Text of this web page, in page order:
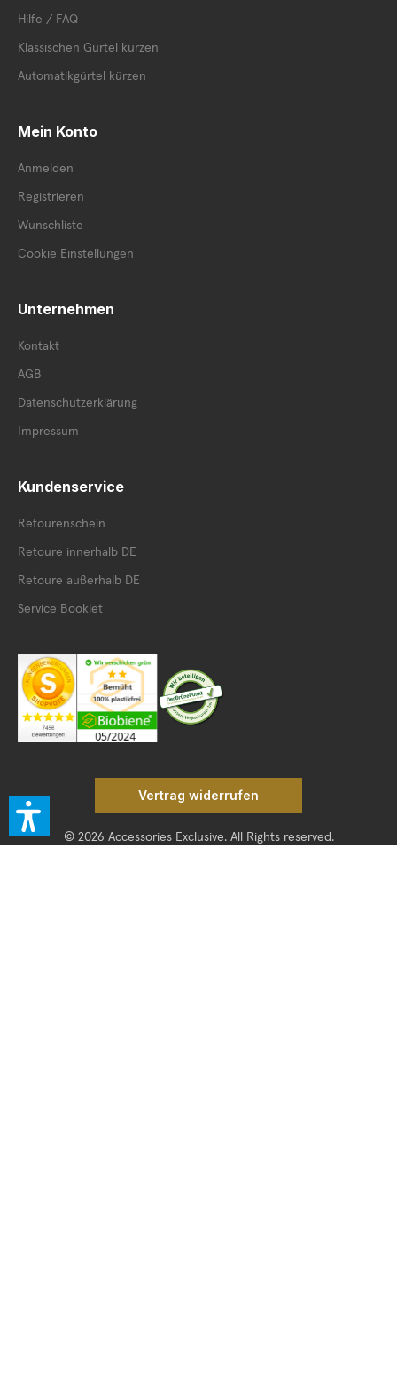
Hilfe / FAQ
Klassischen Gürtel kürzen
Automatikgürtel kürzen
Mein Konto
Anmelden
Registrieren
Wunschliste
Cookie Einstellungen
Unternehmen
Kontakt
AGB
Datenschutzerklärung
Impressum
Kundenservice
Retourenschein
Retoure innerhalb DE
Retoure außerhalb DE
Service Booklet
Vertrag widerrufen
© 2026 Accessories Exclusive. All Rights reserved.